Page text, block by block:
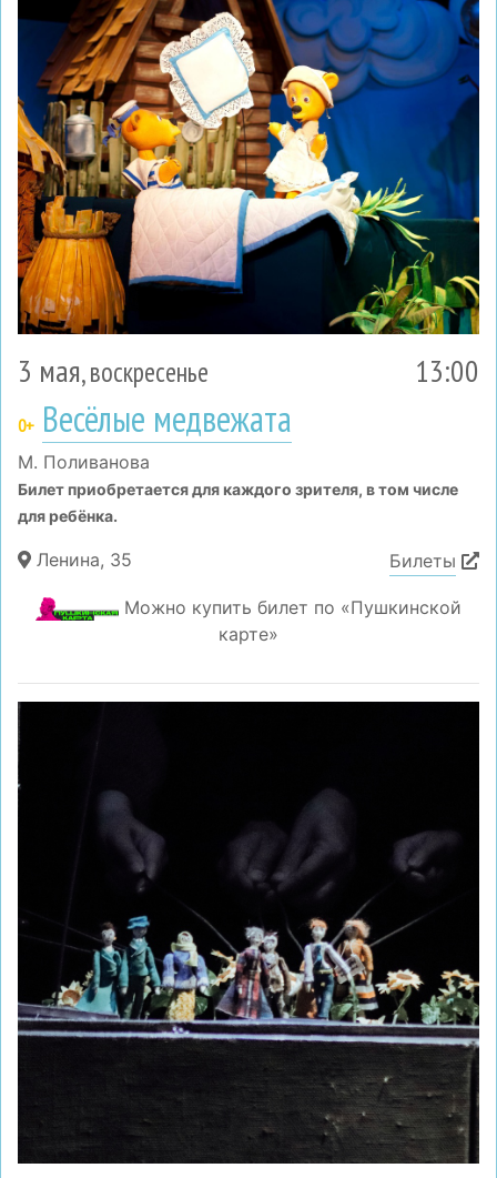
3 мая, воскресенье 13:00
0+ Весёлые медвежата
М. Поливанова
Билет приобретается для каждого зрителя, в том числе
для ребёнка.
Ленина, 35 Билеты
Можно купить билет по «Пушкинской
карте»